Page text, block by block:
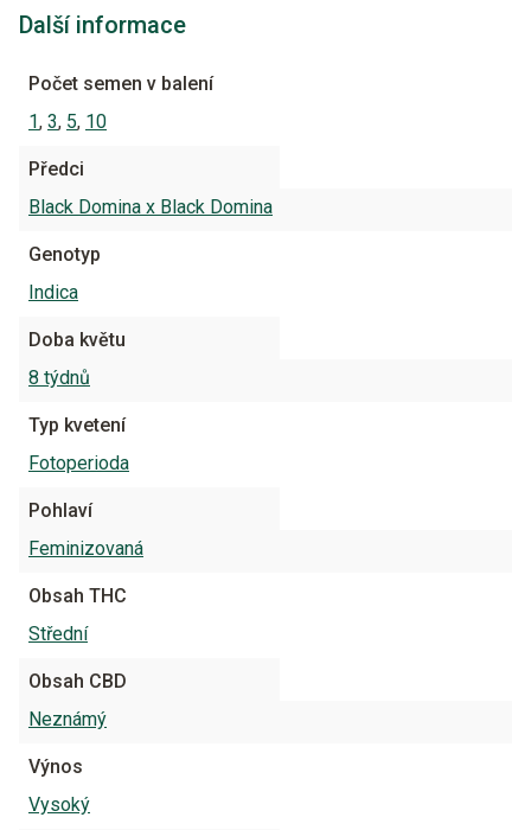
Další informace
Počet semen v balení
1, 3, 5, 10
Předci
Black Domina x Black Domina
Genotyp
Indica
Doba květu
8 týdnů
Typ kvetení
Fotoperioda
Pohlaví
Feminizovaná
Obsah THC
Střední
Obsah CBD
Neznámý
Výnos
Vysoký